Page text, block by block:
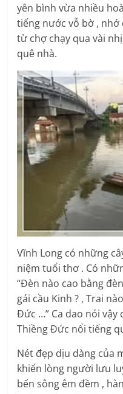
yên bình vừa nhiều
tiếng nước vỗ bờ , nhớ
từ chợ chạy qua vài
quê nhà.
Vĩnh Long có những
niệm tuổi thơ . Có
“Đèn nào cao bằng
gái cầu Kinh ? , Trai
Đức …” Ca dao nói
Thiềng Đức nổi tiếng
Nét đẹp dịu dàng của
khiến lòng người lưu
bến sông êm đềm ,